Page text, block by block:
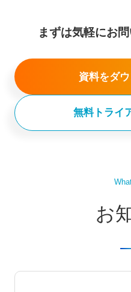
まずは気軽にお
資料をダ
無料トライ
お